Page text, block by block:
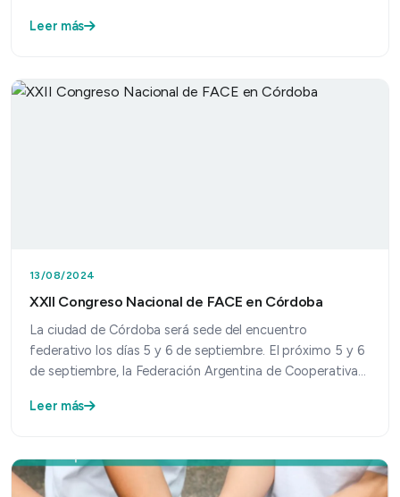
Leer más
13/08/2024
XXII Congreso Nacional de FACE en Córdoba
La ciudad de Córdoba será sede del encuentro
federativo los días 5 y 6 de septiembre. El próximo 5 y 6
de septiembre, la Federación Argentina de Cooperativas
Leer más